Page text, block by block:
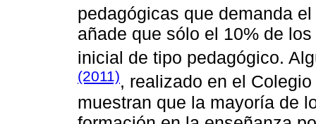
pedagógicas que demanda
añade que sólo el 10% de
inicial de tipo pedagógico.
(2011), realizado en el
muestran que la mayoría de